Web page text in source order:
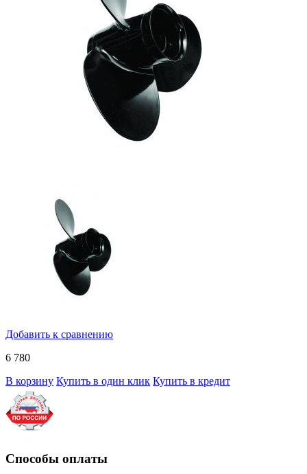
Добавить к сравнению
6 780
В корзину Купить в один клик Купить в кредит
Способы оплаты